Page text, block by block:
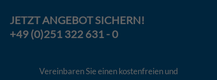
JETZTANGEBOTSICHERN!
+49 (0)251 322 631 - 0
Vereinbaren Sie einen kostenfreien und